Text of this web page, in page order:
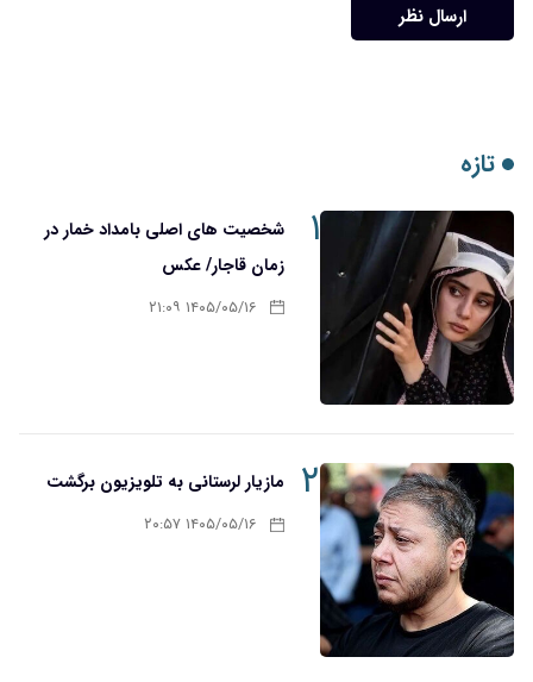
ارسال نظر
تازه
۱
شخصیت های اصلی بامداد خمار در
زمان قاجار/ عکس
۱۴۰۵/۰۵/۱۶ ۲۱:۰۹
۲ مازیار لرستانی به تلویزیون برگشت
۱۴۰۵/۰۵/۱۶ ۲۰:۵۷